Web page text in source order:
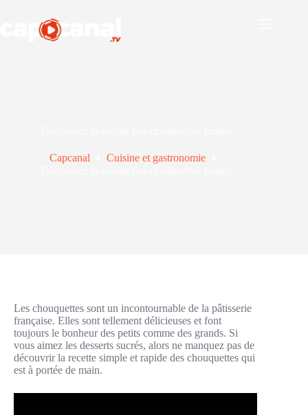
Capcanal
Cuisine et gastronomie
Les chouquettes sont un incontournable de la pâtisserie
française. Elles sont tellement délicieuses et font
toujours le bonheur des petits comme des grands. Si
vous aimez les desserts sucrés, alors ne manquez pas de
découvrir la recette simple et rapide des chouquettes qui
est à portée de main.